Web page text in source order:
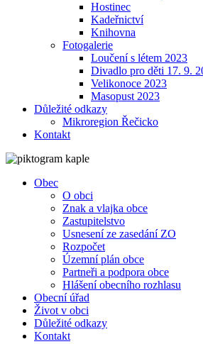
Hostinec
Kadeřnictví
Knihovna
Fotogalerie
Loučení s létem 2023
Divadlo pro děti 17. 9.
Velikonoce 2023
Masopust 2023
Důležité odkazy
Mikroregion Řečicko
Kontakt
Obec
O obci
Znak a vlajka obce
Zastupitelstvo
Usnesení ze zasedání ZO
Rozpočet
Územní plán obce
Partneři a podpora obce
Hlášení obecního rozhlasu
Obecní úřad
Život v obci
Důležité odkazy
Kontakt